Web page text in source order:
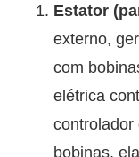
Estator
externo,
com
elétrica
controlador
bobinas,